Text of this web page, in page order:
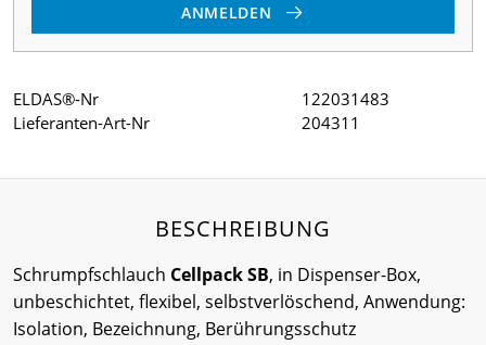
ANMELDEN
ELDAS®-Nr
122031483
Lieferanten-Art-Nr
204311
BESCHREIBUNG
Schrumpfschlauch Cellpack SB, in Dispenser-Box,
unbeschichtet, flexibel, selbstverlöschend, Anwendung:
Isolation, Bezeichnung, Berührungsschutz